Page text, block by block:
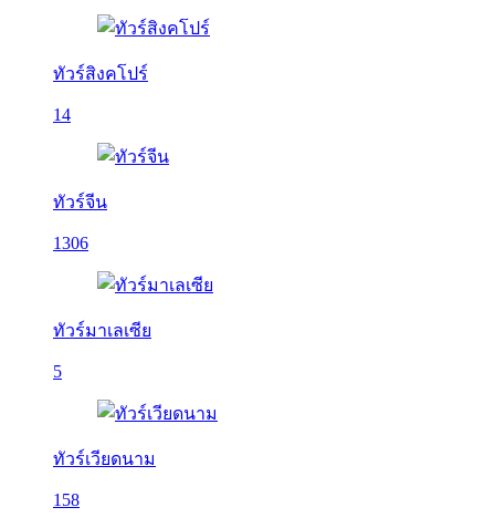
ทัวร์สิงคโปร์
14
ทัวร์จีน
1306
ทัวร์มาเลเซีย
5
ทัวร์เวียดนาม
158